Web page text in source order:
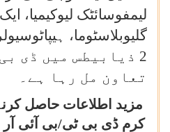
لیمفوسائٹک لیوکیمیا،
گلیوبلاسٹوما،
2 ذیابیطس میں ڈی
تعاون مل رہا ہے۔
مزید اطلاعات حاصل
کرم ڈی بی ٹی/بی آئی